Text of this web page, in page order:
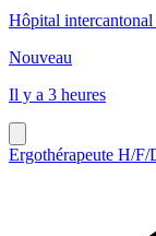
Hôpital
Nouveau
Il y a 3 heures
Ergothérapeute H/